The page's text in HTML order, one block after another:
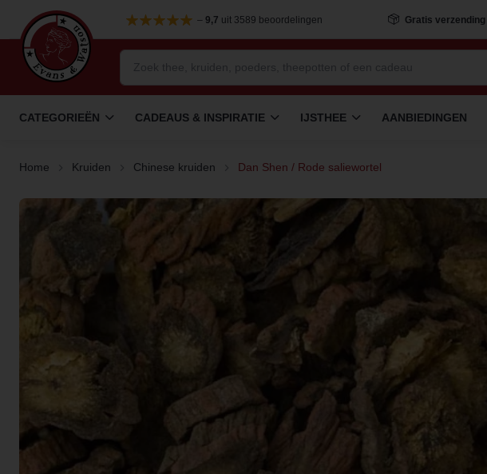
– 9,7 uit 3589 beoordelingen Gratis verzending
CATEGORIEËN CADEAUS & INSPIRATIE IJSTHEE AANBIEDINGEN
Home Kruiden Chinese kruiden Dan Shen / Rode saliewortel